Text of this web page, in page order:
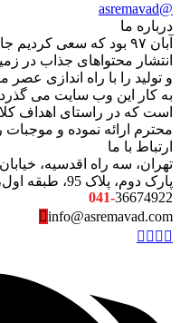
@asremavad
درباره ما
آبان ۹۷ بود که سعی
انتشار محتواهای جذاب در
و تولید را با راه اندازی
به کار این وب سایت می
است که در راستای اهداف
محترم ارائه نموده و موجبات
ارتباط با ما
تهران، سه راه اقدسیه،
پارک دوم، پلاک 95، طبقه اول، واحد 3
041-36674922
info@asremavad.com